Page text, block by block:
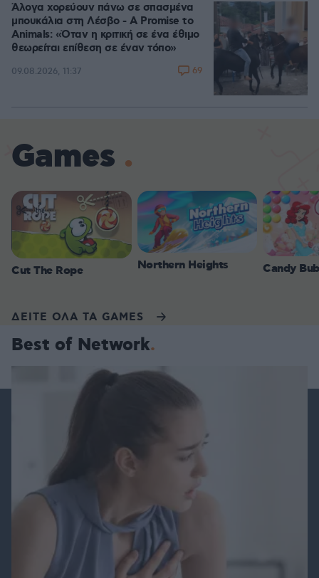
Άλογα χορεύουν πάνω σε σπασμένα
μπουκάλια στη Λέσβο - A Promise to
Animals: «Όταν η κριτική σε ένα έθιμο
θεωρείται επίθεση σε έναν τόπο»
09.08.2026, 11:37 69
Games
Cut The Rope Northern Heights Candy
ΔΕΙΤΕ ΟΛΑ ΤΑ GAMES
Best of Network